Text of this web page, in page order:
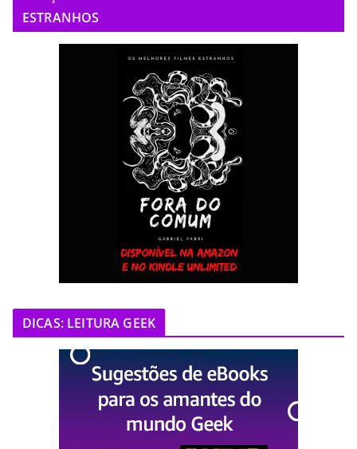
ESTRANHOS
DICAS: LEITURA GEEK